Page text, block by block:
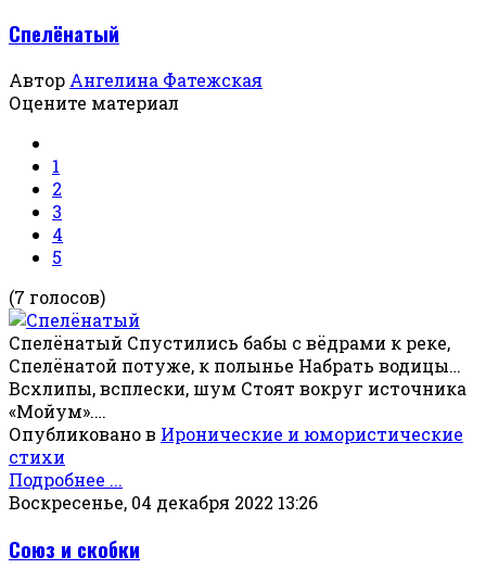
Спелёнатый
Автор Ангелина Фатежская
Оцените материал
1
2
3
4
5
(7 голосов)
Спелёнатый Спустились бабы с вёдрами к реке,
Спелёнатой потуже, к полынье Набрать водицы…
Всхлипы, всплески, шум Стоят вокруг источника
«Мойум».…
Опубликовано в Иронические и юмористические
стихи
Подробнее ...
Воскресенье, 04 декабря 2022 13:26
Союз и скобки